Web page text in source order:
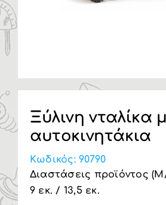
ΕΠΙΚΟΙΝΩΝΙΑ
Υπηρεσία Β2Β
Ξύλινη νταλίκα
αυτοκινητάκια
Κωδικός:90790
Διαστάσεις προϊόντος
9 εκ. / 13,5 εκ.